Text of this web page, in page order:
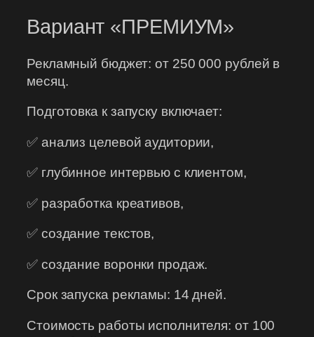
Вариант «ПРЕМИУМ»
Рекламный бюджет: от 250 000 рублей в
месяц.
Подготовка к запуску включает:
✅ анализ целевой аудитории,
✅ глубинное интервью с клиентом,
✅ разработка креативов,
✅ создание текстов,
✅ создание воронки продаж.
Срок запуска рекламы: 14 дней.
Стоимость работы исполнителя: от 100